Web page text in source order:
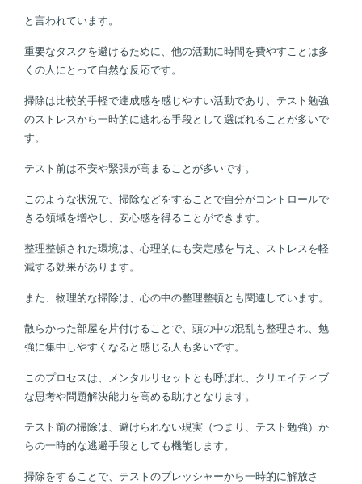
と言われています。
重要なタスクを避けるために、他の活動に時間を費やすことは多
くの人にとって自然な反応です。
掃除は比較的手軽で達成感を感じやすい活動であり、テスト勉強
のストレスから一時的に逃れる手段として選ばれることが多いで
す。
テスト前は不安や緊張が高まることが多いです。
このような状況で、掃除などをすることで自分がコントロールで
きる領域を増やし、安心感を得ることができます。
整理整頓された環境は、心理的にも安定感を与え、ストレスを軽
減する効果があります。
また、物理的な掃除は、心の中の整理整頓とも関連しています。
散らかった部屋を片付けることで、頭の中の混乱も整理され、勉
強に集中しやすくなると感じる人も多いです。
このプロセスは、メンタルリセットとも呼ばれ、クリエイティブ
な思考や問題解決能力を高める助けとなります。
テスト前の掃除は、避けられない現実（つまり、テスト勉強）か
らの一時的な逃避手段としても機能します。
掃除をすることで、テストのプレッシャーから一時的に解放さ